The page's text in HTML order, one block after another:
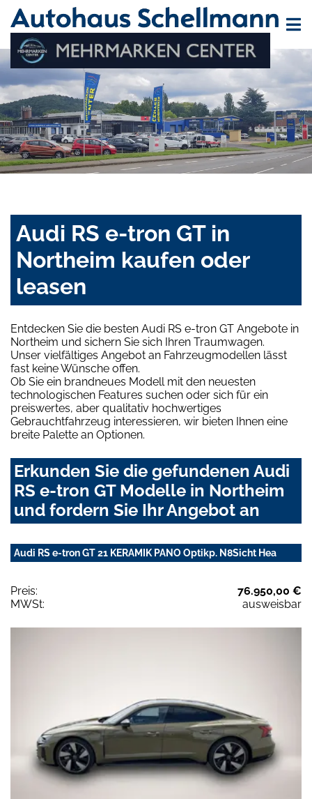
Audi RS e-tron GT in
Northeim kaufen oder
leasen
Entdecken Sie die besten Audi RS e-tron GT Angebote in
Northeim und sichern Sie sich Ihren Traumwagen.
Unser vielfältiges Angebot an Fahrzeugmodellen lässt
fast keine Wünsche offen.
Ob Sie ein brandneues Modell mit den neuesten
technologischen Features suchen oder sich für ein
preiswertes, aber qualitativ hochwertiges
Gebrauchtfahrzeug interessieren, wir bieten Ihnen eine
breite Palette an Optionen.
Erkunden Sie die gefundenen Audi
RS e-tron GT Modelle in Northeim
und fordern Sie Ihr Angebot an
Audi RS e-tron GT 21 KERAMIK PANO Optikp. N8Sicht Hea
Preis:
76.950,00 €
MWSt:
ausweisbar